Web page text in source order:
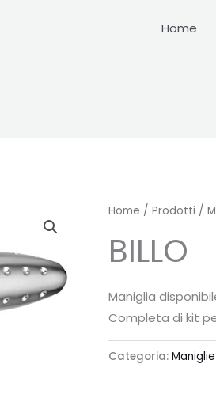
Home
Home / Prodotti /
BILLO
Maniglia
Completa di kit
Categoria: